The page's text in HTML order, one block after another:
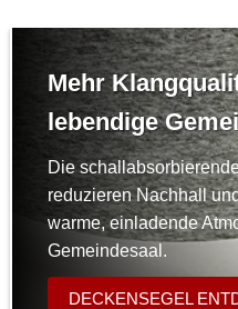
Mehr
lebendige
Die
reduzieren Nachhall
warme, einladende
Gemeindesaal.
DECKENSEGEL